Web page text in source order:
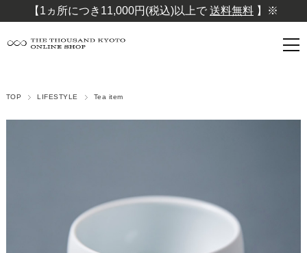
【1ヵ所につき11,000円(税込)以上で 送料無料 】※
TOP LIFESTYLE Tea item